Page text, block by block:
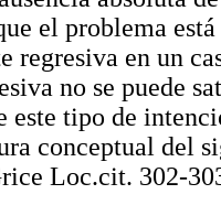
el problema
regresiva en un
no se puede
este tipo de
conceptual del
Loc.cit. 302-